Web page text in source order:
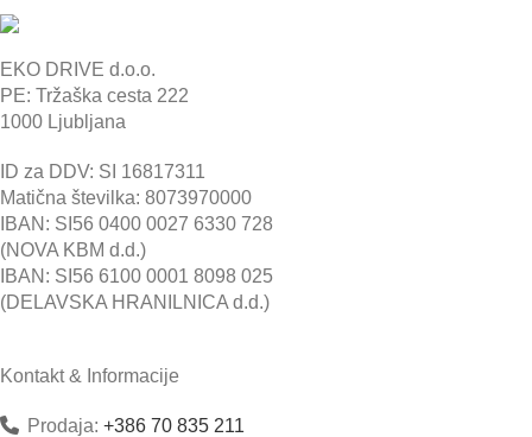
EKO DRIVE d.o.o.
PE: Tržaška cesta 222
1000 Ljubljana
ID za DDV: SI 16817311
Matična številka: 8073970000
IBAN: SI56 0400 0027 6330 728
(NOVA KBM d.d.)
IBAN: SI56 6100 0001 8098 025
(DELAVSKA HRANILNICA d.d.)
Kontakt & Informacije
Prodaja: +386 70 835 211